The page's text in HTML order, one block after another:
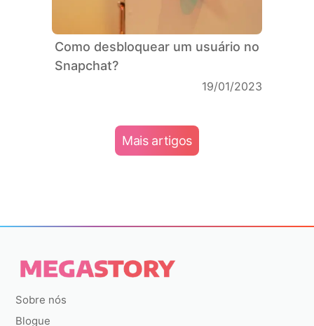
Como desbloquear um usuário no
Snapchat?
19/01/2023
Mais artigos
Sobre nós
Blogue